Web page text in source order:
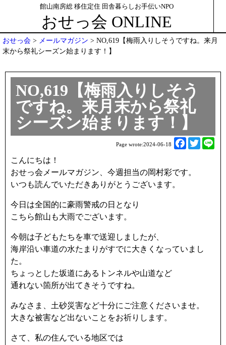
館山南房総 移住定住 田舎暮らしお手伝いNPO
おせっ会 ONLINE
おせっ会 > メールマガジン > NO,619【梅雨入りしそうですね。来月
末から祭礼シーズン始まります！】
NO,619【梅雨入りしそう
ですね。来月末から祭礼
シーズン始まります！】
Page wrote:2024-06-18
F
T
こんにちは！
おせっ会メールマガジン、今週担当の岡村彩です。
いつも読んでいただきありがとうございます。
今日は全国的に豪雨警戒の日となり
こちら館山も大雨でございます。
今朝は子どもたちを車で送迎しましたが、
海岸沿い車道の水たまりがすでに大きくなっていまし
た。
ちょっとした坂道にあるトンネルや山道など
通れない箇所が出てきそうですね。
みなさま、土砂災害など十分にご注意くださいませ。
大きな被害など出ないことをお祈りします。
さて、私の住んでいる地区では